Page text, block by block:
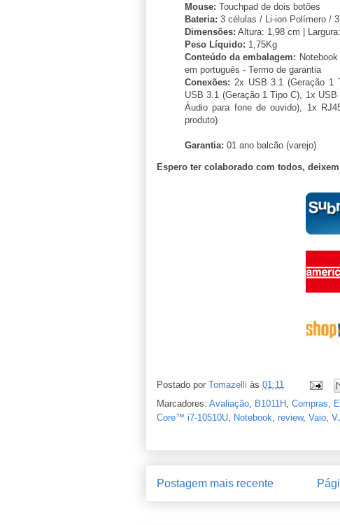
Mouse: Touchpad de dois botões
Bateria: 3 células / Li-ion Polímero /
Dimensões: Altura: 1,98 cm |
Peso Líquido: 1,75Kg
Conteúdo da embalagem:
em português - Termo de garantia
Conexões: 2x USB 3.1 (Geração 1
USB 3.1 (Geração 1 Tipo C), 1x
Áudio para fone de ouvido), 1x
produto)
Garantia: 01 ano balcão (varejo)
Espero ter colaborado com todos,
Postado por Tomazelli às 01:11
Marcadores: Avaliação B1011H Compras
Core™ i7-10510U
Notebook review, Vaio
Postagem mais recente